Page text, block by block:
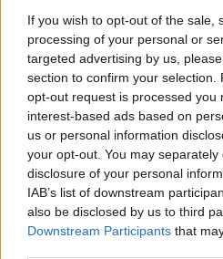
If you wish to opt-out of the sale,
processing of your personal or
targeted advertising by us,
section to confirm your selection.
opt-out request is processed you
interest-based ads based on
us or personal information
your opt-out. You may
disclosure of your personal
IAB’s list of downstream
also be disclosed by us to third
Downstream Participants that
A Kecskeméti Bányai Júlia
tiltakozik a kormány
írják:
Olyan változásokért küzdünk,
ránk bízott gyerekek vannak.
munkakörülményeket
az iskolában gyerekekért
számára a szabad légkört és
munkaterhelést. Olyan
okoz egzisztenciális
szakmai szervezeteinkkel
kormány.